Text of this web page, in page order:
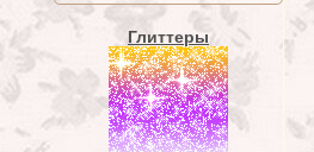
Глиттеры